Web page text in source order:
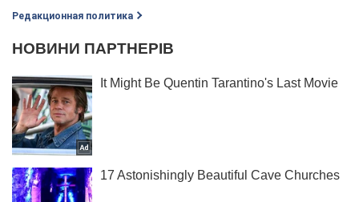
Редакционная политика